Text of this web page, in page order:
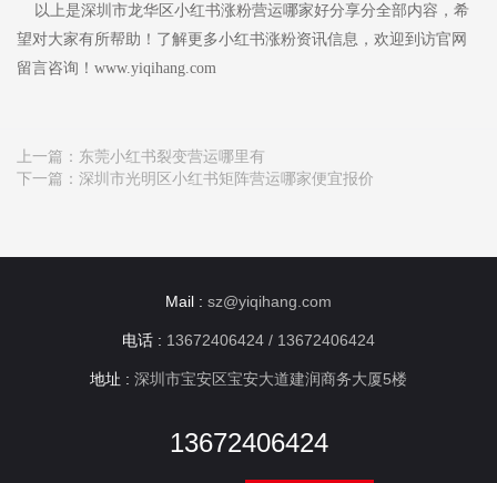
以上是深圳市龙华区小红书涨粉营运哪家好分享分全部内容，希
望对大家有所帮助！了解更多小红书涨粉资讯信息，欢迎到访官网
留言咨询！www.yiqihang.com
上一篇： 东莞小红书裂变营运哪里有
下一篇： 深圳市光明区小红书矩阵营运哪家便宜报价
Mail : sz@yiqihang.com
电话 : 13672406424 / 13672406424
地址 : 深圳市宝安区宝安大道建润商务大厦5楼
13672406424